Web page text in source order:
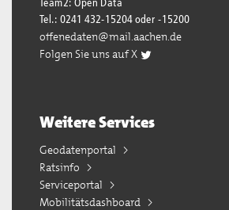
Team2: Open Data
Tel.: 0241 432-15204 oder -15200
offenedaten@mail.aachen.de
Folgen Sie uns auf X
Weitere Services
Geodatenportal
Ratsinfo
Serviceportal
Mobilitätsdashboard